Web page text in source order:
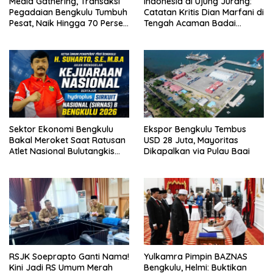
Pegadaian Bengkulu Tumbuh
Pesat, Naik Hingga 70 Persen
Catatan Kritis Dian Marfani di
Tengah Acaman Badai
Sektor Ekonomi Bengkulu
Bakal Meroket Saat Ratusan
Atlet Nasional Bulutangkis
Ekspor Bengkulu Tembus
USD 28 Juta, Mayoritas
Dikapalkan via Pulau Baai
RSJK Soeprapto Ganti Nama!
Kini Jadi RS Umum Merah
Yulkamra Pimpin BAZNAS
Bengkulu, Helmi: Buktikan